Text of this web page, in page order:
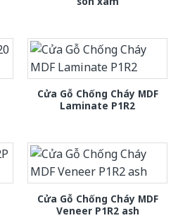
Cửa Gỗ Chống Cháy MDF
Laminate P1R2
Cửa Gỗ Chống Cháy MDF
Veneer P1R2 ash